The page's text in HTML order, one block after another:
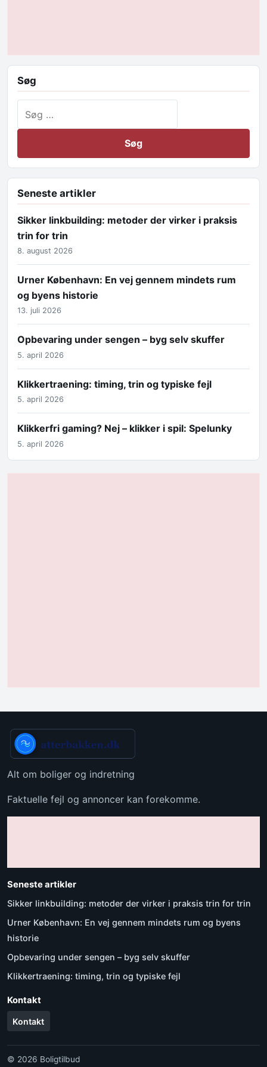
Søg
Seneste artikler
Sikker linkbuilding: metoder der virker i praksis
trin for trin
8. august 2026
Urner København: En vej gennem mindets rum
og byens historie
13. juli 2026
Opbevaring under sengen – byg selv skuffer
5. april 2026
Klikkertraening: timing, trin og typiske fejl
5. april 2026
Klikkerfri gaming? Nej – klikker i spil: Spelunky
5. april 2026
Alt om boliger og indretning
Faktuelle fejl og annoncer kan forekomme.
Seneste artikler
Sikker linkbuilding: metoder der virker i praksis trin for trin
Urner København: En vej gennem mindets rum og byens
historie
Opbevaring under sengen – byg selv skuffer
Klikkertraening: timing, trin og typiske fejl
Kontakt
Kontakt
© 2026 Boligtilbud